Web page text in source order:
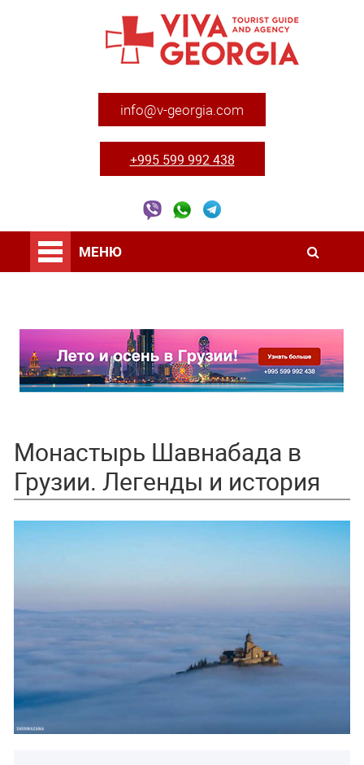
info@v-georgia.com
+995 599 992 438
МЕНЮ
Монастырь Шавнабада в
Грузии. Легенды и история